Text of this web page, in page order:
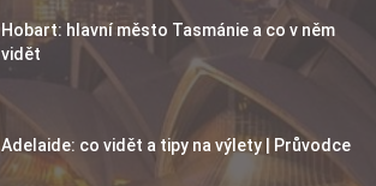
Hobart: hlavní město Tasmánie a co v něm
vidět
Adelaide: co vidět a tipy na výlety | Průvodce